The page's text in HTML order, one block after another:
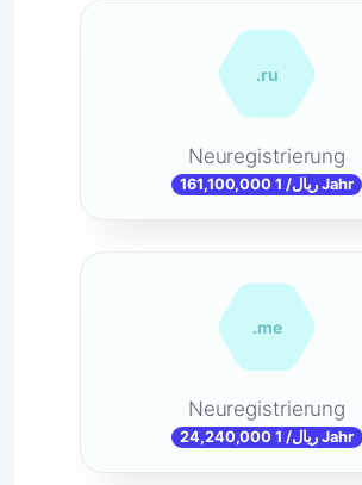
.ru
Neuregistrierung
161,100,000 ریال/ 1 Jahr
.me
Neuregistrierung
24,240,000 ریال/ 1 Jahr